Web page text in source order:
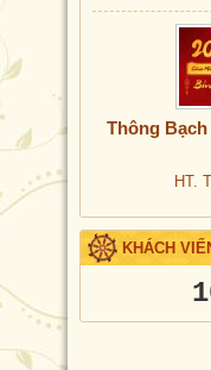
Thông
HT.
KHÁCH